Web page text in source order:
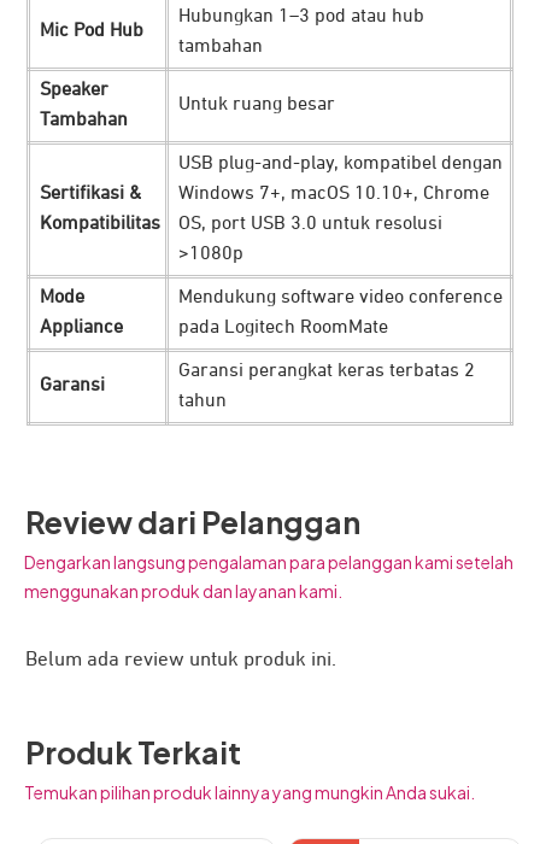
Mic Pod Hub
Hubungkan 1–3 pod atau hub
tambahan
Speaker
Tambahan
Untuk ruang besar
Sertifikasi &
Kompatibilitas
USB plug-and-play, kompatibel dengan
Windows 7+, macOS 10.10+, Chrome
OS, port USB 3.0 untuk resolusi
>1080p
Mode
Appliance
Mendukung software video conference
pada Logitech RoomMate
Garansi
Garansi perangkat keras terbatas 2
tahun
Review dari Pelanggan
Dengarkan langsung pengalaman para pelanggan kami setelah
menggunakan produk dan layanan kami.
Belum ada review untuk produk ini.
Produk Terkait
Temukan pilihan produk lainnya yang mungkin Anda sukai.